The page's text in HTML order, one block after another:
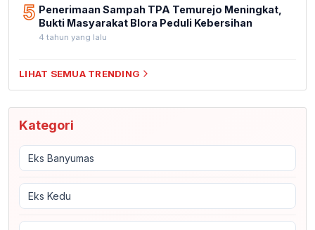
5 Penerimaan Sampah TPA Temurejo Meningkat,
Bukti Masyarakat Blora Peduli Kebersihan
4 tahun yang lalu
LIHAT SEMUA TRENDING
Kategori
Eks Banyumas
Eks Kedu